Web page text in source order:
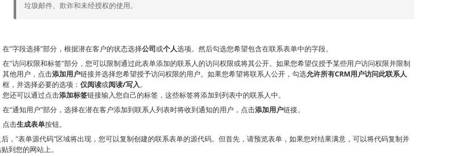
垃圾邮件、欺诈和未经授权的使用。
在“字段选择”部分，根据潜在客户的状态选择公司或个人选项。然后勾选您希望包含在联系表单中的字段。
在“访问权限和标签”部分，您可以限制通过此表单添加的联系人的访问权限或将其公开。如果您希望仅授予某些用户访问权限并限制
其他用户，点击添加用户链接并选择您希望授予访问权限的用户。如果您希望将联系人公开，勾选允许所有CRM用户访问此联系人
框，并选择必要的选项： 仅阅读或阅读/写入。
您还可以通过点击添加标签链接输入您自己的标签，这些标签将添加到列表中的联系人中。
在“通知用户”部分，选择在潜在客户添加到联系人列表时将收到通知的用户，点击添加用户链接。
点击生成表单按钮。
后，“表单源代码”区域将出现，您可以复制创建的联系表单的源代码。但首先，请预览表单，如果您对结果满意，可以将代码复制并
到您的网站上。